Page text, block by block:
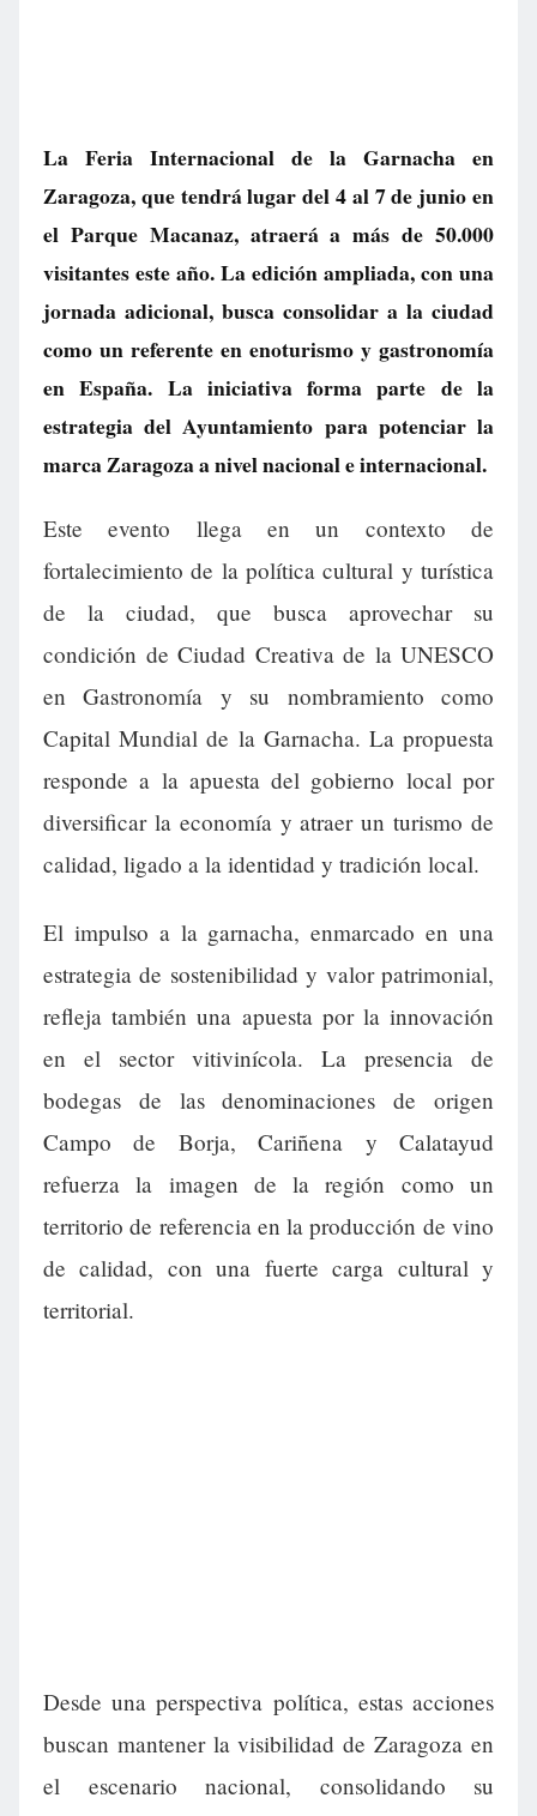
La Feria Internacional de la Garnacha en
Zaragoza, que tendrá lugar del 4 al 7 de junio en
el Parque Macanaz, atraerá a más de 50.000
visitantes este año. La edición ampliada, con una
jornada adicional, busca consolidar a la ciudad
como un referente en enoturismo y gastronomía
en España. La iniciativa forma parte de la
estrategia del Ayuntamiento para potenciar la
marca Zaragoza a nivel nacional e internacional.
Este evento llega en un contexto de
fortalecimiento de la política cultural y turística
de la ciudad, que busca aprovechar su
condición de Ciudad Creativa de la UNESCO
en Gastronomía y su nombramiento como
Capital Mundial de la Garnacha. La propuesta
responde a la apuesta del gobierno local por
diversificar la economía y atraer un turismo de
calidad, ligado a la identidad y tradición local.
El impulso a la garnacha, enmarcado en una
estrategia de sostenibilidad y valor patrimonial,
refleja también una apuesta por la innovación
en el sector vitivinícola. La presencia de
bodegas de las denominaciones de origen
Campo de Borja, Cariñena y Calatayud
refuerza la imagen de la región como un
territorio de referencia en la producción de vino
de calidad, con una fuerte carga cultural y
territorial.
Desde una perspectiva política, estas acciones
buscan mantener la visibilidad de Zaragoza en
el escenario nacional, consolidando su